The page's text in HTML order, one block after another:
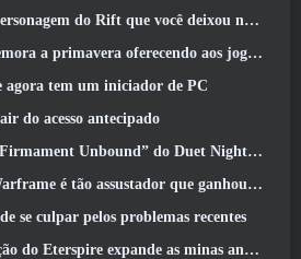
você deixou no servidor morto? Gamigo tem uma solução para isso
oferecendo aos jogadores uma linda montaria de coelhinho
agora tem um iniciador de PC
do acesso antecipado
do Duet Night Abyss encerra o enredo de Huaxu
assustador que ganhou seu próprio trailer da Red Band
se culpar pelos problemas recentes
as minas anãs e oferece uma revisão completa do combate aos chefes